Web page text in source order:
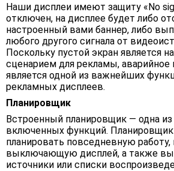
Наши дисплеи имеют защиту «No
отключен, на дисплее будет либо
настроенный вами баннер, либо
любого другого сигнала от
Поскольку пустой экран является
сценарием для рекламы, аварийное
является одной из важнейших
рекламных дисплеев.
Планировщик
Встроенный планировщик — одна
включенных функций. Планировщик
планировать повседневную
выключающую дисплей, а также
источники или списки